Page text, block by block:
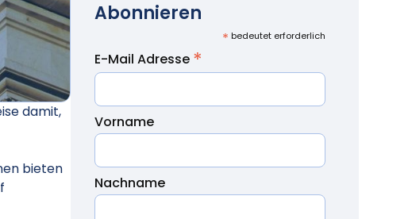
damit,
bieten
Abonnieren
* bedeutet erforderlich
E-Mail Adresse *
Vorname
Nachname